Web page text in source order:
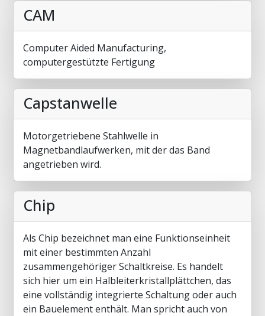
CAM
Computer Aided Manufacturing,
computergestützte Fertigung
Capstanwelle
Motorgetriebene Stahlwelle in
Magnetbandlaufwerken, mit der das Band
angetrieben wird.
Chip
Als Chip bezeichnet man eine Funktionseinheit
mit einer bestimmten Anzahl
zusammengehöriger Schaltkreise. Es handelt
sich hier um ein Halbleiterkristallplättchen, das
eine vollständig integrierte Schaltung oder auch
ein Bauelement enthält. Man spricht auch von